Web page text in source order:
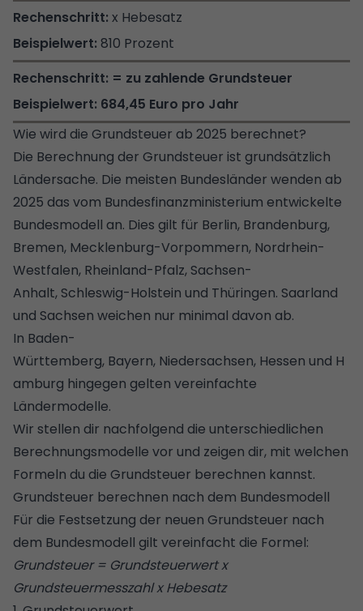
x Hebesatz
810 Prozent
= zu zahlende Grundsteuer
684,45 Euro pro Jahr
Wie wird die Grundsteuer ab 2025 berechnet?
Die Berechnung der Grundsteuer ist grundsätzlich
Ländersache. Die meisten Bundesländer wenden ab
2025 das vom Bundesfinanzministerium entwickelte
Bundesmodell an. Dies gilt für Berlin, Brandenburg,
Bremen, Mecklenburg-Vorpommern, Nordrhein-
Westfalen, Rheinland-Pfalz, Sachsen-
Anhalt, Schleswig-Holstein und Thüringen. Saarland
und Sachsen weichen nur minimal davon ab.
In Baden-
Württemberg, Bayern, Niedersachsen, Hessen und H
amburg hingegen gelten vereinfachte
Ländermodelle.
Wir stellen dir nachfolgend die unterschiedlichen
Berechnungsmodelle vor und zeigen dir, mit welchen
Formeln du die Grundsteuer berechnen kannst.
Grundsteuer berechnen nach dem Bundesmodell
Für die Festsetzung der neuen Grundsteuer nach
dem Bundesmodell gilt vereinfacht die Formel:
Grundsteuer = Grundsteuerwert x
Grundsteuermesszahl x Hebesatz